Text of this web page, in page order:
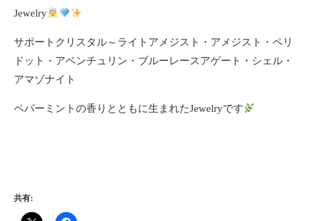
Jewelry
サポートクリスタル～ライトアメジスト・アメジスト・ペリ
ドット・アベンチュリン・ブルーレースアゲート・シェル・
アマゾナイト
ペパーミントの香りとともに生まれたJewelryです
共有: